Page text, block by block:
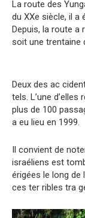
La route des
du XXe siècle, il
Depuis, la route a
soit une trentaine
Deux des ac
tels. L’une
plus de 100
a eu lieu en 1999.
Il convient de
israéliens est
érigées le long de
ces ter ribles tra